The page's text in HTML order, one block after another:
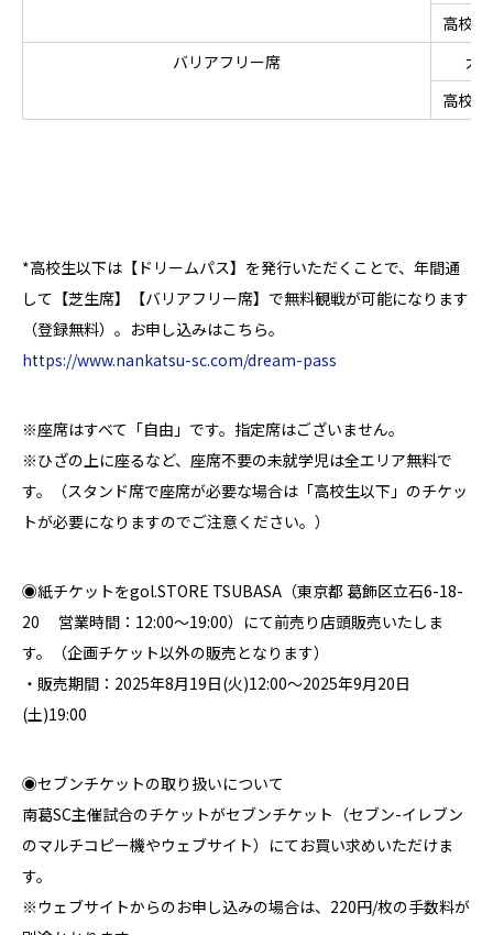
高校
バリアフリー席
大
高校
*高校生以下は【ドリームパス】を発行いただくことで、年間通
して【芝生席】【バリアフリー席】で無料観戦が可能になります
（登録無料）。お申し込みはこちら。
https://www.nankatsu-sc.com/dream-pass
※座席はすべて「自由」です。指定席はございません。
※ひざの上に座るなど、座席不要の未就学児は全エリア無料で
す。（スタンド席で座席が必要な場合は「高校生以下」のチケッ
トが必要になりますのでご注意ください。）
◉紙チケットをgol.STORE TSUBASA（東京都 葛飾区立石6-18-
20 営業時間：12:00～19:00）にて前売り店頭販売いたしま
す。（企画チケット以外の販売となります）
・販売期間：2025年8月19日(火)12:00～2025年9月20日
(土)19:00
◉セブンチケットの取り扱いについて
南葛SC主催試合のチケットがセブンチケット（セブン-イレブン
のマルチコピー機やウェブサイト）にてお買い求めいただけま
す。
※ウェブサイトからのお申し込みの場合は、220円/枚の手数料が